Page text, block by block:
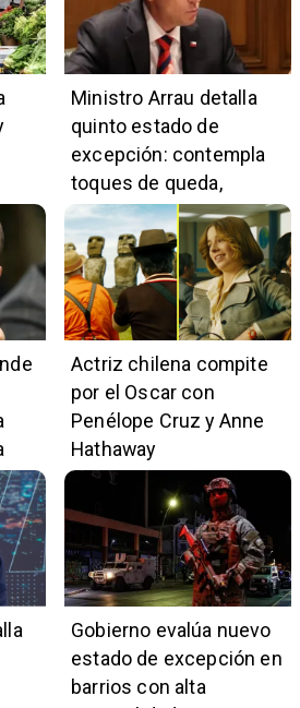
Ministro Arrau detalla
quinto estado de
excepción: contempla
toques de queda,
restricciones y
escuchas telefónicas
en zonas críticas
Actriz chilena compite
por el Oscar con
Penélope Cruz y Anne
Hathaway
Gobierno evalúa nuevo
estado de excepción en
barrios con alta